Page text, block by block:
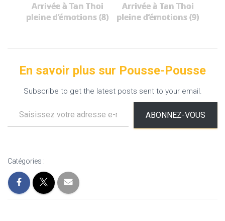
Arrivée à Tan Thoi
pleine d’émotions (8)
Arrivée à Tan Thoi
pleine d’émotions (9)
En savoir plus sur Pousse-Pousse
Subscribe to get the latest posts sent to your email.
ABONNEZ-VOUS
Catégories :